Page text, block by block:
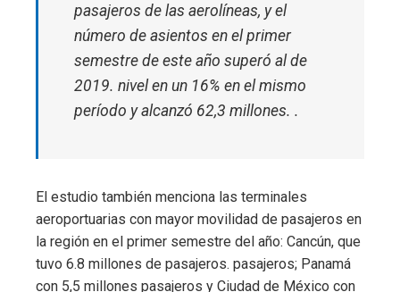
pasajeros de las aerolíneas, y el
número de asientos en el primer
semestre de este año superó al de
2019. nivel en un 16% en el mismo
período y alcanzó 62,3 millones. .
El estudio también menciona las terminales
aeroportuarias con mayor movilidad de pasajeros en
la región en el primer semestre del año: Cancún, que
tuvo 6.8 millones de pasajeros. pasajeros; Panamá
con 5,5 millones pasajeros y Ciudad de México con